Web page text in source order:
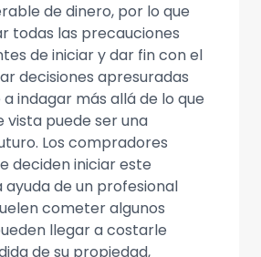
de dinero, por lo que
todas las precauciones
de iniciar y dar fin con el
decisiones apresuradas
indagar más allá de lo que
vista puede ser una
Los compradores
deciden iniciar este
ayuda de un profesional
cometer algunos
llegar a costarle
de su propiedad,